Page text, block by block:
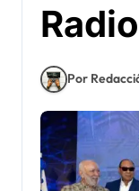
Radio
Por